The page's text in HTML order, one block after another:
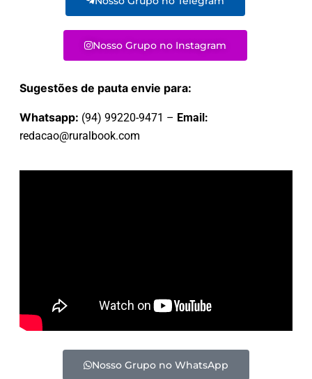
Nosso Grupo no Instagram
Sugestões de pauta envie para:
Whatsapp: (94) 99220-9471 – Email:
redacao@ruralbook.com
Nosso Grupo no WhatsApp